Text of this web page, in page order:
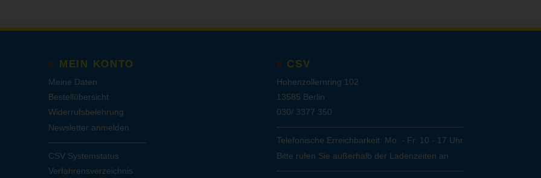
MEIN KONTO
Meine Daten
Bestellübersicht
Widerrufsbelehrung
Newsletter anmelden
CSV Systemstatus
Verfahrensverzeichnis
CSV
Hohenzollernring 102
13585 Berlin
030/ 3377 350
Telefonische Erreichbarkeit: Mo. - Fr. 10 - 17 Uhr
Bitte rufen Sie außerhalb der Ladenzeiten an